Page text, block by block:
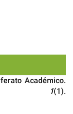
Académico.
1(1).